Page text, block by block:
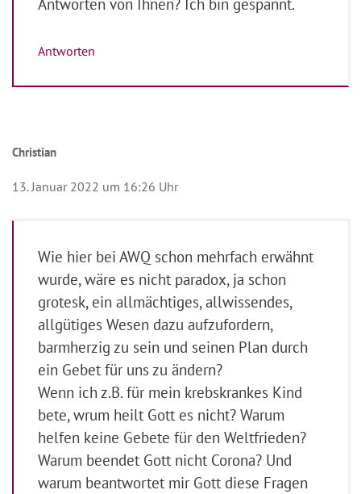
Antworten
Christian
13. Januar 2022 um 16:26 Uhr
Wie hier bei AWQ schon mehrfach erwähnt
wurde, wäre es nicht paradox, ja schon
grotesk, ein allmächtiges, allwissendes,
allgütiges Wesen dazu aufzufordern,
barmherzig zu sein und seinen Plan durch
ein Gebet für uns zu ändern?
Wenn ich z.B. für mein krebskrankes Kind
bete, wrum heilt Gott es nicht? Warum
helfen keine Gebete für den Weltfrieden?
Warum beendet Gott nicht Corona? Und
warum beantwortet mir Gott diese Fragen